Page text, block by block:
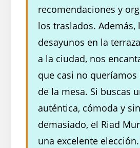
recomendaciones y
los traslados. Además,
desayunos en la
a la ciudad, nos
que casi no queríamos
de la mesa. Si buscas
auténtica, cómoda y
demasiado, el Riad
una excelente